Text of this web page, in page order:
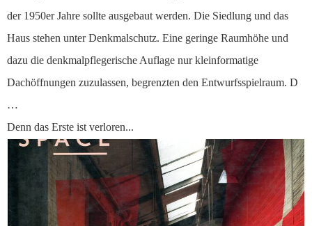
der 1950er Jahre sollte ausgebaut werden. Die Siedlung und das
Haus stehen unter Denkmalschutz. Eine geringe Raumhöhe und
dazu die denkmalpflegerische Auflage nur kleinformatige
Dachöffnungen zuzulassen, begrenzten den Entwurfsspielraum. D
…
Denn das Erste ist verloren...